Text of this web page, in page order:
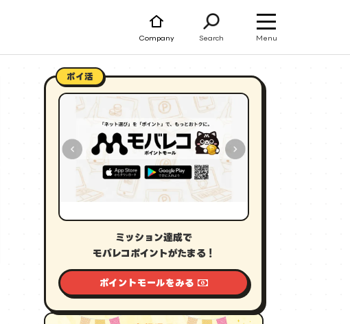
Company Search Menu
ポイ活
ミッション達成で
モバレコポイントがたまる！
ポイントモールをみる